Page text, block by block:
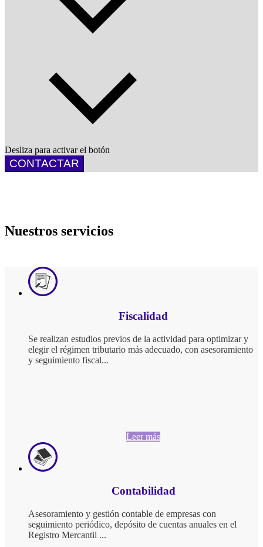
Desliza para activar el botón
CONTACTAR
Nuestros servicios
Fiscalidad
Se realizan estudios previos de la actividad para optimizar y
elegir el régimen tributario más adecuado, con asesoramiento
y seguimiento fiscal...
Leer más
Contabilidad
Asesoramiento y gestión contable de empresas con
seguimiento periódico, depósito de cuentas anuales en el
Registro Mercantil ...